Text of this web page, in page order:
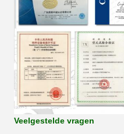
Veelgestelde vragen